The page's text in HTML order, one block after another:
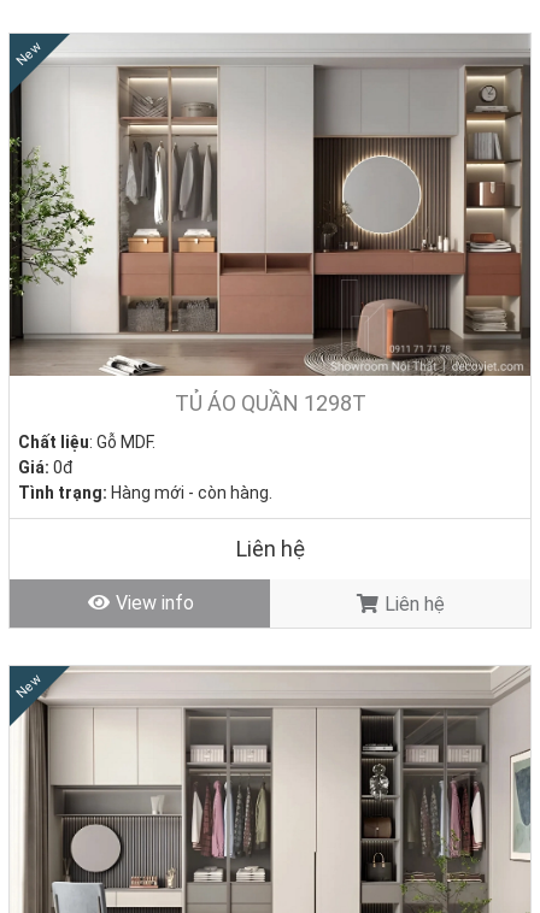
New
TỦ ÁO QUẦN 1298T
Chất liệu: Gỗ MDF.
Giá: 0đ
Tình trạng: Hàng mới - còn hàng.
Liên hệ
View info Liên hệ
New